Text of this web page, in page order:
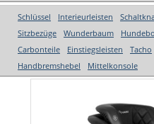
Schlüssel Interieurleisten
Sitzbezüge
Wunderbaum
Carbonteile
Einstiegsleisten Tacho
Handbremshebel
Mittelkonsole